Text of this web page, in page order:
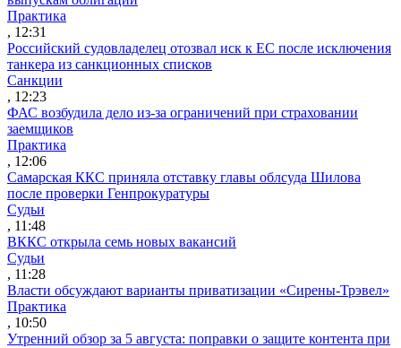
Практика
, 12:31
Российский судовладелец отозвал иск к ЕС после исключения
танкера из санкционных списков
Санкции
, 12:23
ФАС возбудила дело из-за ограничений при страховании
заемщиков
Практика
, 12:06
Самарская ККС приняла отставку главы облсуда Шилова
после проверки Генпрокуратуры
Судьи
, 11:48
ВККС открыла семь новых вакансий
Судьи
, 11:28
Власти обсуждают варианты приватизации «Сирены-Трэвел»
Практика
, 10:50
Утренний обзор за 5 августа: поправки о защите контента при